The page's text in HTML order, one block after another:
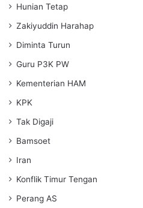
Hunian Tetap
Zakiyuddin Harahap
Diminta Turun
Guru P3K PW
Kementerian HAM
KPK
Tak Digaji
Bamsoet
Iran
Konflik Timur Tengan
Perang AS